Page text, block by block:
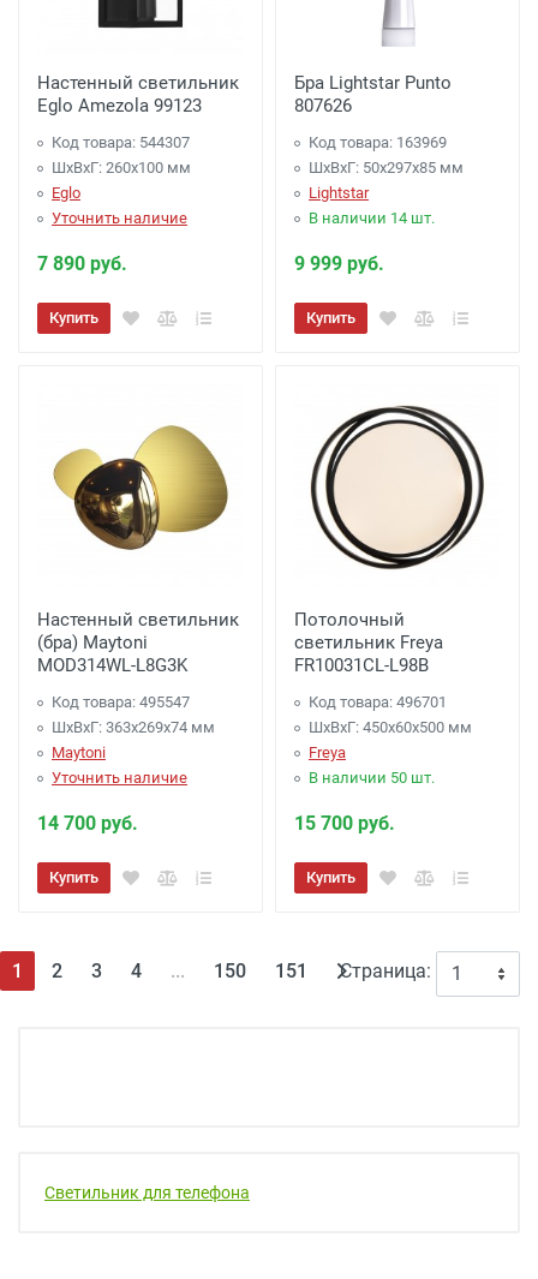
Настенный светильник
Eglo Amezola 99123
Код товара: 544307
ШхВхГ: 260x100 мм
Eglo
Уточнить наличие
7 890 руб.
Купить
Бра Lightstar Punto
807626
Код товара: 163969
ШхВхГ: 50x297x85 мм
Lightstar
В наличии 14 шт.
9 999 руб.
Купить
Настенный светильник
(бра) Maytoni
MOD314WL-L8G3K
Код товара: 495547
ШхВхГ: 363x269x74 мм
Maytoni
Уточнить наличие
14 700 руб.
Купить
Потолочный
светильник Freya
FR10031CL-L98B
Код товара: 496701
ШхВхГ: 450x60x500 мм
Freya
В наличии 50 шт.
15 700 руб.
Купить
Страница:
1 (текущая)
2 3 4 ... 150 151
Светильник для телефона